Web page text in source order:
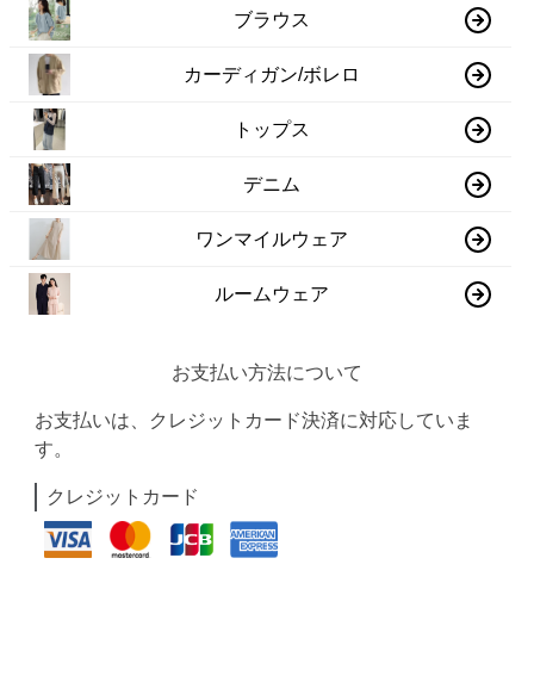
ブラウス
カーディガン/ボレロ
トップス
デニム
ワンマイルウェア
ルームウェア
お支払い方法について
お支払いは、クレジットカード決済に対応していま
す。
クレジットカード